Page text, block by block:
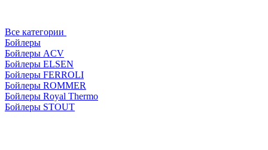
Все категории
Бойлеры
Бойлеры ACV
Бойлеры ELSEN
Бойлеры FERROLI
Бойлеры ROMMER
Бойлеры Royal Thermo
Бойлеры STOUT